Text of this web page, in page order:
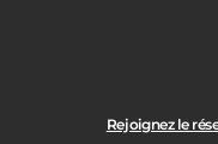
Rejoignez le